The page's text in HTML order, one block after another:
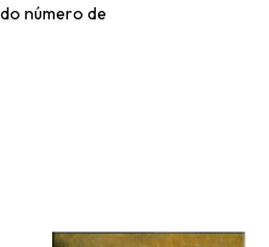
número de